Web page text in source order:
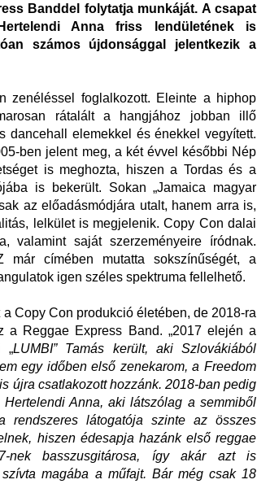
Banddel folytatja munkáját. A csapat
Anna friss lendületének is
számos újdonsággal jelentkezik a
foglalkozott. Eleinte a hiphop
rátalált a hangjához jobban illő
dancehall elemekkel és énekkel vegyített.
ben jelent meg, a két évvel későbbi Nép
is meghozta, hiszen a Tordas és a
is bekerült. Sokan „Jamaica magyar
az előadásmódjára utalt, hanem arra is,
lelkület is megjelenik. Copy Con dalai
valamint saját szerzeményeire íródnak.
már címében mutatta sokszínűségét, a
igen széles spektruma fellelhető.
Copy Con produkció életében, de 2018-ra
a Reggae Express Band. „2017 elején a
„LUMBI” Tamás került, aki Szlovákiából
egy időben első zenekarom, a Freedom
újra csatlakozott hozzánk. 2018-ban pedig
Anna, aki látszólag a semmiből
rendszeres látogatója szinte az összes
hiszen édesapja hazánk első reggae
nek basszusgitárosa, így akár azt is
magába a műfajt. Bár még csak 18